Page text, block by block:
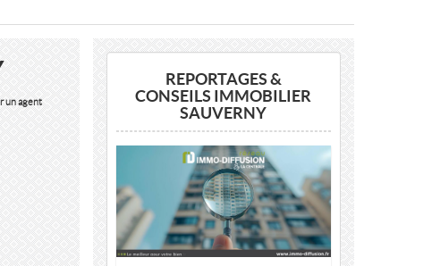
un agent
REPORTAGES &
CONSEILS IMMOBILIER
SAUVERNY
Previous Next